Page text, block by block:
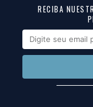
RECIBA